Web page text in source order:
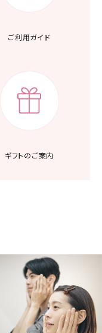
ご利用ガイド
ギフトのご案内